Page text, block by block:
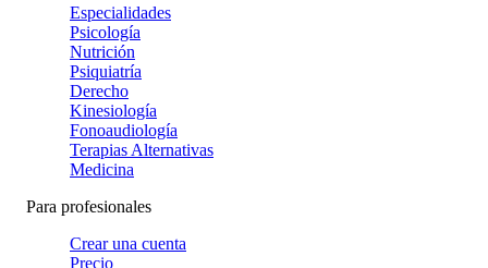
Especialidades
Psicología
Nutrición
Psiquiatría
Derecho
Kinesiología
Fonoaudiología
Terapias Alternativas
Medicina
Para profesionales
Crear una cuenta
Precio